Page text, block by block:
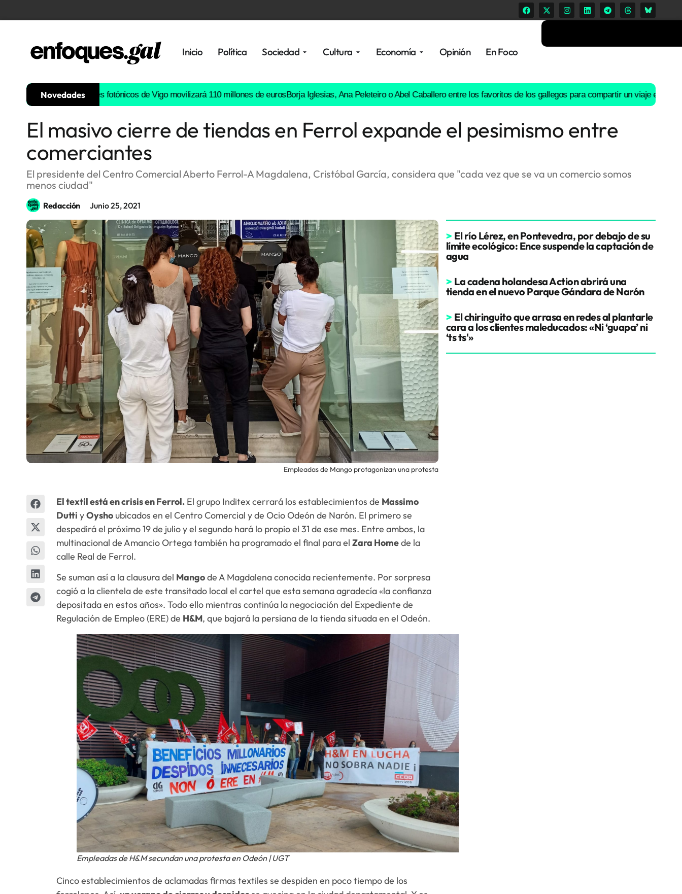
Inicio Política Sociedad Cultura Economía Opinión En Foco
Tendencias
Memoria
Histórica
Gastronomía
Escenarios
Sostenibilidad
Innova
Novedades
de semiconductores fotónicos de Vigo movilizará 110 millones de eurosBorja Iglesias, Ana Peleteiro o Abel Caballero entre los favoritos de los gallegos para compartir un viaje en coche
El masivo cierre de tiendas en Ferrol expande el pesimismo entre
comerciantes
El presidente del Centro Comercial Aberto Ferrol-A Magdalena, Cristóbal García, considera que "cada vez que se va un comercio somos
menos ciudad"
Redacción Junio 25, 2021
Empleadas de Mango protagonizan una protesta
El textil está en crisis en Ferrol. El grupo Inditex cerrará los establecimientos de Massimo
Dutti yOysho ubicados en el Centro Comercial y de Ocio Odeón de Narón. El primero se
despedirá el próximo 19 de julio y el segundo hará lo propio el 31 de ese mes. Entre ambos, la
multinacional de Amancio Ortega también ha programado el final para elZara Homede la
calle Real de Ferrol.
Se suman así a la clausura del Mangode A Magdalena conocida recientemente. Por sorpresa
cogió a la clientela de este transitado local el cartel que esta semana agradecía «la confianza
depositada en estos años». Todo ello mientras continúa la negociación del Expediente de
Regulación de Empleo (ERE) de H&M, que bajará la persiana de la tienda situada en el Odeón.
Empleadas de H&M secundan una protesta en Odeón | UGT
Cinco establecimientos de aclamadas firmas textiles se despiden en poco tiempo de los
> El río Lérez, en Pontevedra, por debajo de su
límite ecológico: Ence suspende la captación de
agua
> La cadena holandesa Action abrirá una
tienda en el nuevo Parque Gándara de Narón
> El chiringuito que arrasa en redes al plantarle
cara a los clientes maleducados: «Ni ‘guapa’ ni
‘ts ts'»